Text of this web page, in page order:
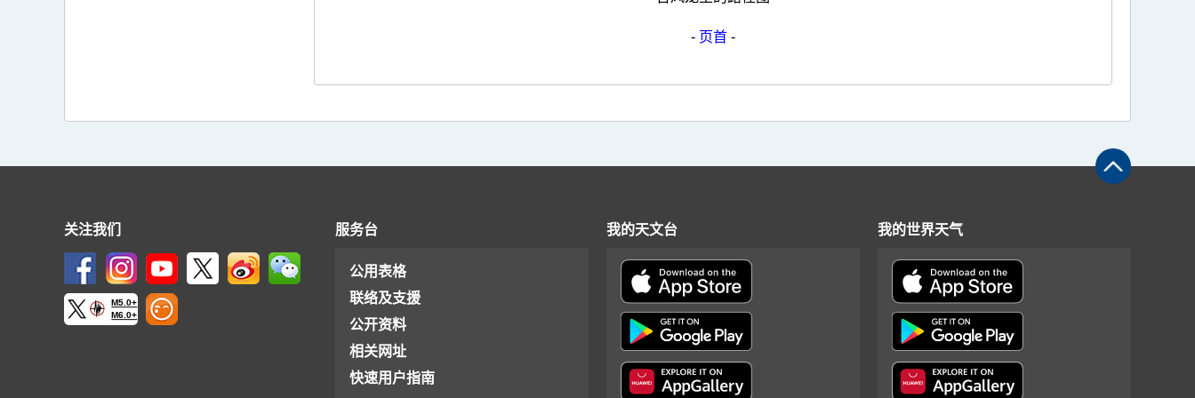
- 页首 -
关注我们
M5.0+
M6.0+
服务台
公用表格
联络及支援
公开资料
相关网址
快速用户指南
我的天文台 我的世界天气